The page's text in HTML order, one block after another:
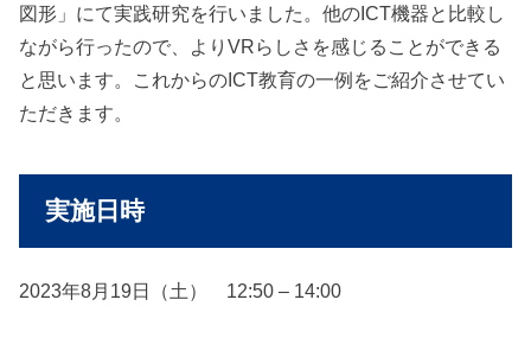
図形」にて実践研究を行いました。他のICT機器と比較し
ながら行ったので、よりVRらしさを感じることができる
と思います。これからのICT教育の一例をご紹介させてい
ただきます。
実施日時
2023年8月19日（土） 12:50 – 14:00